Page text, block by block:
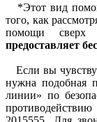
*Этот вид
того, как
помощи
предоставляет
Если вы
нужна подобная
линии» по